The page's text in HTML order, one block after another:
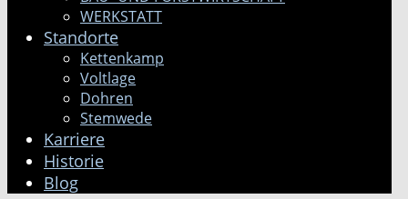
WERKSTATT
Standorte
Kettenkamp
Voltlage
Dohren
Stemwede
Karriere
Historie
Blog